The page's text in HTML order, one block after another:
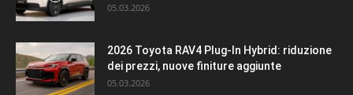
05.03.2026
2026 Toyota RAV4 Plug-In Hybrid: riduzione
dei prezzi, nuove finiture aggiunte
05.03.2026